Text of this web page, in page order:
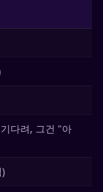
다려, 그건 "아